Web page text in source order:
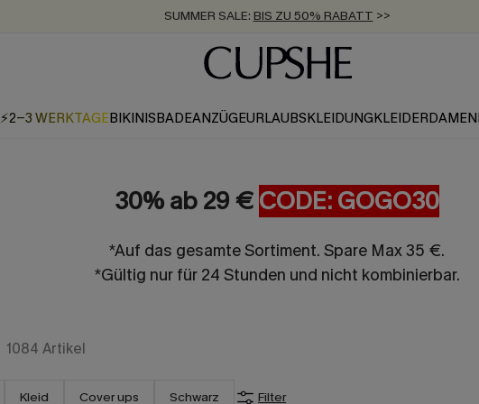
SUMMER SALE: BIS ZU 50% RABATT >>
ZUM NEWSLETTER:BIS ZU -20% EXTRA ERHALTEN
KOSTENLOSER VERSAND AB 89 €
⚡2-3 WERKTAGEBIKINISBADEANZÜGEURLAUBSKLEIDUNGKLEIDER
30% ab 29 €CODE: GOGO30
*Auf das gesamte Sortiment. Spare Max 35 €.
*Gültig nur für 24 Stunden und nicht kombinierbar.
1084 Artikel
Kleid Cover ups Schwarz Filter